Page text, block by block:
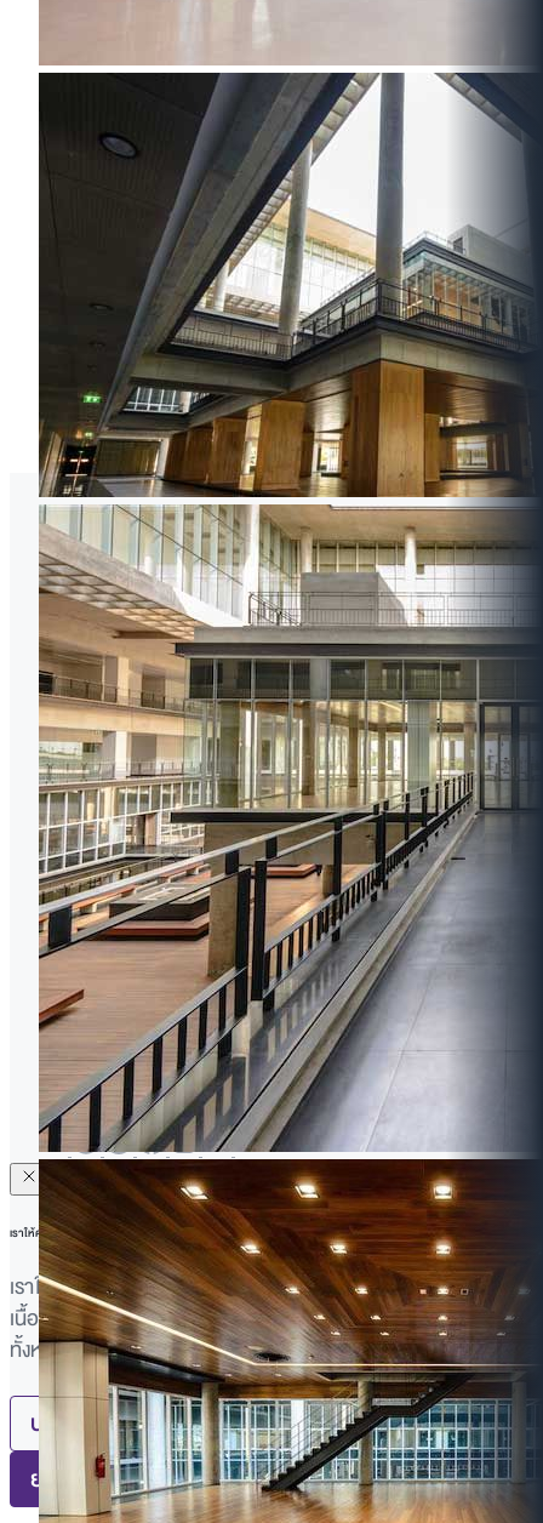
โหลดเพิ่มเติม
วิทยาลัยนานาชาติ มหาวิทยาลัยมหิดล
(MUIC)
เลขที่ 999 ถนนพุทธมณฑลสาย 4 ตำบลศาลายา
อำเภอพุทธมณฑล
จังหวัดนครปฐม 73170 ประเทศไทย
โทรศัพท์:+66 2 700 5000
มือถือ:+66 98 269 0302
อีเมล:icwww@mahidol.ac.th
ข้อมูลติดต่อและแบบฟอร์มเยี่ยมชม
การประเมินคุณธรรมและความโปร่งใส (ITA)
สื่อและเอกลักษณ์องค์กร
ศูนย์สอบ (MUIC Test Center)
แจ้งข้อร้องเรียน
นโยบายความเป็นส่วนตัว
งานพัสดุจัดซื้อจัดจ้าง
© 2569 วิทยาลัยนานาชาติ มหาวิทยาลัยมหิดล (MUIC) สงวน
ลิขสิทธิ์ | ความคิดเห็นและประเมินเว็บไซต์
เราให้ความสำคัญกับความเป็นส่วนตัวของคุณ
เราใช้คุกกี้เพื่อปรับปรุงประสบการณ์การใช้งาน แสดงโฆษณาหรือ
เนื้อหาที่เหมาะสม และวิเคราะห์การเข้าใช้งาน การคลิก "ยอมรับ
ทั้งหมด" หมายความว่าคุณยินยอมให้เราใช้คุกกี้อ่านเพิ่มเติม
ปฏิเสธทั้งหมด
ยอมรับทั้งหมด